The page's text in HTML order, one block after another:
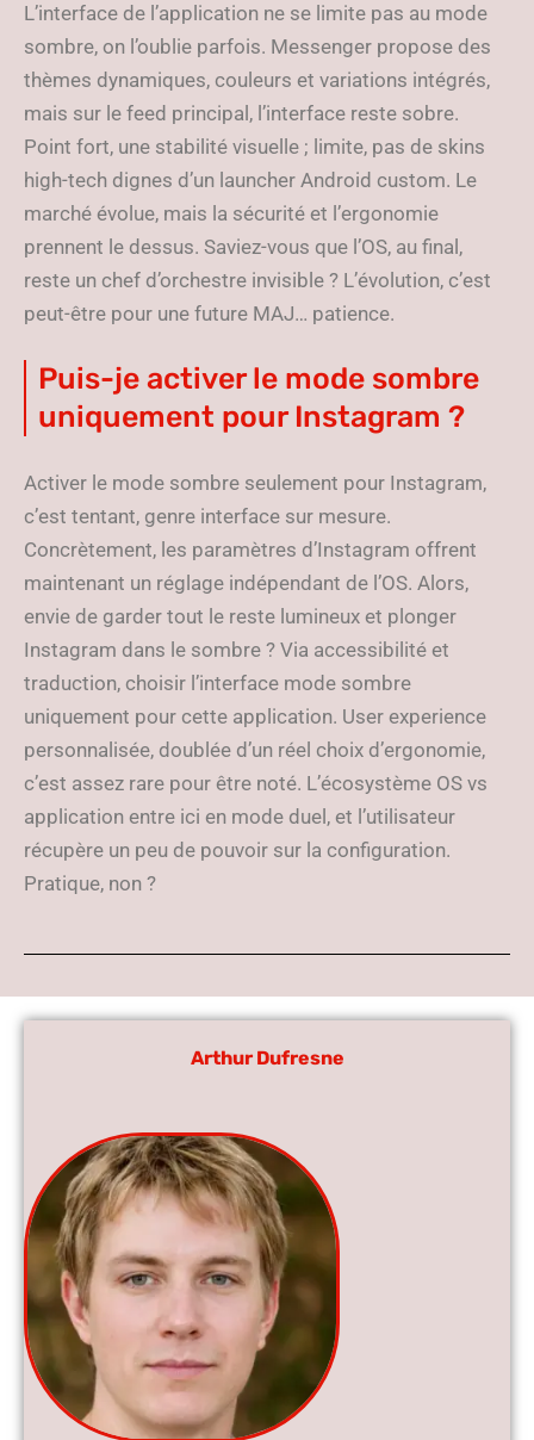
L’interface de l’application ne se limite pas au mode
sombre, on l’oublie parfois. Messenger propose des
thèmes dynamiques, couleurs et variations intégrés,
mais sur le feed principal, l’interface reste sobre.
Point fort, une stabilité visuelle ; limite, pas de skins
high-tech dignes d’un launcher Android custom. Le
marché évolue, mais la sécurité et l’ergonomie
prennent le dessus. Saviez-vous que l’OS, au final,
reste un chef d’orchestre invisible ? L’évolution, c’est
peut-être pour une future MAJ… patience.
Puis-je activer le mode sombre
uniquement pour Instagram ?
Activer le mode sombre seulement pour Instagram,
c’est tentant, genre interface sur mesure.
Concrètement, les paramètres d’Instagram offrent
maintenant un réglage indépendant de l’OS. Alors,
envie de garder tout le reste lumineux et plonger
Instagram dans le sombre ? Via accessibilité et
traduction, choisir l’interface mode sombre
uniquement pour cette application. User experience
personnalisée, doublée d’un réel choix d’ergonomie,
c’est assez rare pour être noté. L’écosystème OS vs
application entre ici en mode duel, et l’utilisateur
récupère un peu de pouvoir sur la configuration.
Pratique, non ?
Arthur Dufresne